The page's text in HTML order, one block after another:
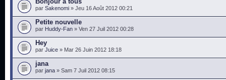
par Sakenomi » Jeu 16 Août 2012 00:21
Petite nouvelle
par Huddy-Fan » Ven 27 Juil 2012 00:28
Hey
par Juice » Mar 26 Juin 2012 18:18
jana
par jana » Sam 7 Juil 2012 08:15